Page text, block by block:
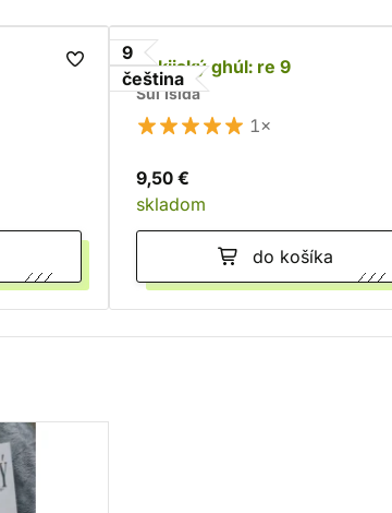
9
čeština
Tokijský ghúl: re 9
Sui Išida
1×
9,50 €
skladom
do košíka